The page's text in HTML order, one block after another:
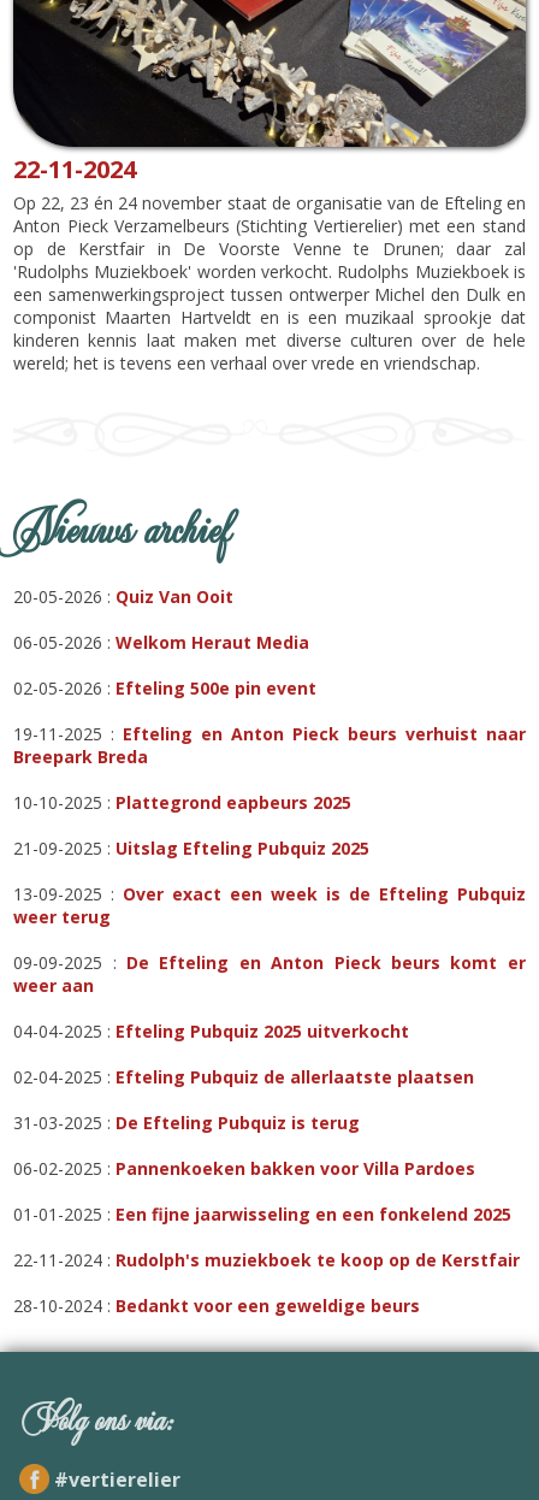
22-11-2024
Op 22, 23 én 24 november staat de organisatie van de Efteling en
Anton Pieck Verzamelbeurs (Stichting Vertierelier) met een stand
op de Kerstfair in De Voorste Venne te Drunen; daar zal
'Rudolphs Muziekboek' worden verkocht. Rudolphs Muziekboek is
een samenwerkingsproject tussen ontwerper Michel den Dulk en
componist Maarten Hartveldt en is een muzikaal sprookje dat
kinderen kennis laat maken met diverse culturen over de hele
wereld; het is tevens een verhaal over vrede en vriendschap.
Nieuws archief
20-05-2026 : Quiz Van Ooit
06-05-2026 :Welkom Heraut Media
02-05-2026 : Efteling 500e pin event
19-11-2025 : Efteling en Anton Pieck beurs verhuist naar
Breepark Breda
10-10-2025 : Plattegrond eapbeurs 2025
21-09-2025 : Uitslag Efteling Pubquiz 2025
13-09-2025 : Over exact een week is de Efteling Pubquiz
weer terug
09-09-2025 : De Efteling en Anton Pieck beurs komt er
weer aan
04-04-2025 : Efteling Pubquiz 2025 uitverkocht
02-04-2025 : Efteling Pubquiz de allerlaatste plaatsen
31-03-2025 : De Efteling Pubquiz is terug
06-02-2025 : Pannenkoeken bakken voor Villa Pardoes
01-01-2025 : Een fijne jaarwisseling en een fonkelend 2025
22-11-2024 : Rudolph's muziekboek te koop op de Kerstfair
28-10-2024 : Bedankt voor een geweldige beurs
Volg ons via:
#vertierelier